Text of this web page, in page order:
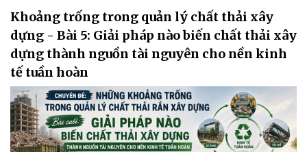
Khoảng trống trong quản lý chất thải xây
dựng - Bài 5: Giải pháp nào biến chất thải xây
dựng thành nguồn tài nguyên cho nền kinh
tế tuần hoàn